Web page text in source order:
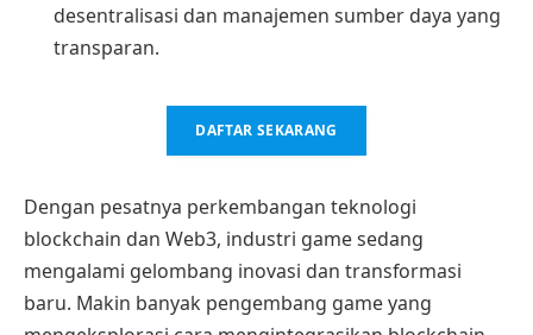
desentralisasi dan manajemen sumber daya yang
transparan.
DAFTAR SEKARANG
Dengan pesatnya perkembangan teknologi
blockchain dan Web3, industri game sedang
mengalami gelombang inovasi dan transformasi
baru. Makin banyak pengembang game yang